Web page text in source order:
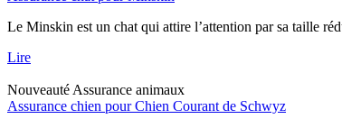
Le Minskin est un chat qui attire l’attention par sa taille
Lire
Nouveauté Assurance animaux
Assurance chien pour Chien Courant de Schwyz